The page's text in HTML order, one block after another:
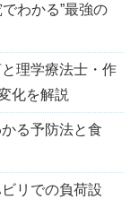
わかる”最強の
理学療法士・作
化を解説
る予防法と食
リでの負荷設